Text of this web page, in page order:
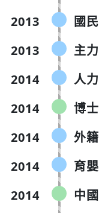
2013
國
2013
主
2014
人
2014
博
2014
外
2014
育
2014
中